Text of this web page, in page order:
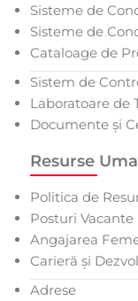
Sisteme de
Sisteme de
Cataloage de
Sistem de
Laboratoare de
Documente și
Resurse
Politica de
Posturi Vacante
Angajarea
Carieră și
Adrese